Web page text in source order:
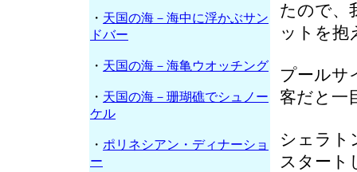
たので、
ットを抱
プールサ
客だと一
シェラト
スタート
・ 天国の海－海中に浮かぶサン
ドバー
・ 天国の海－海亀ウオッチング
・ 天国の海－珊瑚礁でシュノー
ケル
・ ポリネシアン・ディナーショ
ー